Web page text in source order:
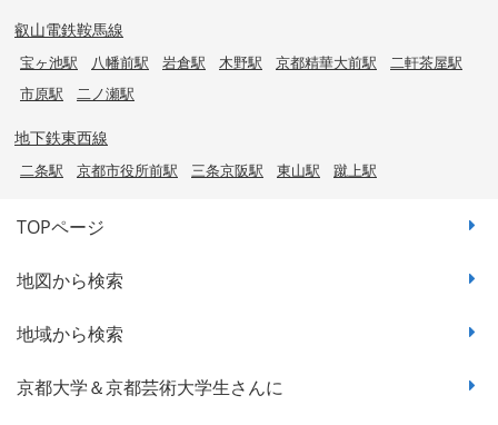
叡山電鉄鞍馬線
宝ヶ池駅 八幡前駅 岩倉駅 木野駅 京都精華大前駅
二軒茶屋駅
市原駅
二ノ瀬駅
地下鉄東西線
二条駅 京都市役所前駅 三条京阪駅 東山駅 蹴上駅
TOPページ
地図から検索
地域から検索
京都大学＆京都芸術大学生さんに